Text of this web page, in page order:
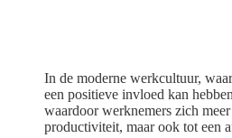
In de moderne werkcultuur,
een positieve invloed kan
waardoor werknemers zich
productiviteit, maar ook tot een